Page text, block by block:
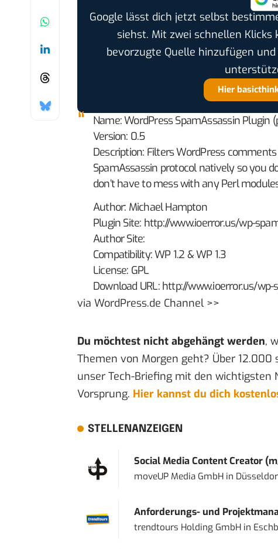
Google lässt dich jetzt selbst
siehst. Mit zwei schnellen Klicks
bevorzugte Quelle hinzufügen
Hier
Name: WordPress SpamAssassin Plugin
Version: 0.5
Description: Filters WordPress
SpamAssassin protocol natively so you
don’t have to mess with any Perl
Author: Michael Hampton
Plugin Site: http://www.ioerror.us/wp-
Author Site:
Compatibility: WP 1.2 & WP 1.3
License: GPL
Download URL: http://www.ioerror.us/
via WordPress.de Channel >>
Du möchtest nicht abgehängt werden,
Themen von Morgen geht? Über 12.000
unser Tech-Briefing mit den wichtigsten
Vorsprung. Hier kannst du dich
STELLENANZEIGEN
Social Media Content Creator
moveUP Media GmbHin
Anforderungs- und
trendtours Holding GmbHin